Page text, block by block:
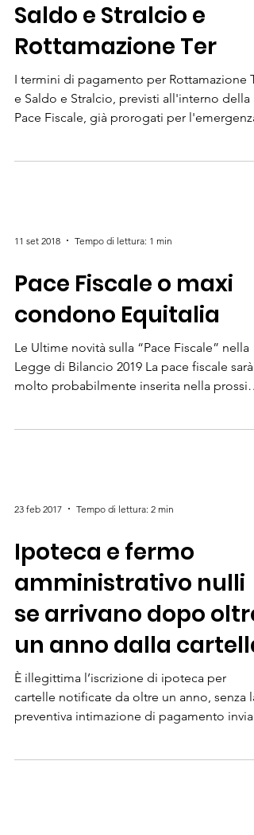
Rinviati i termini per
Saldo e Stralcio e
Rottamazione Ter
I termini di pagamento per Rottamazione
e Saldo e Stralcio, previsti all'interno della
Tempo di lettura: 1 min
Pace Fiscale o maxi
condono Equitalia
Le Ultime novità sulla “Pace Fiscale” nella
Legge di Bilancio 2019 La pace fiscale sarà
Tempo di lettura: 2 min
Ipoteca e fermo
amministrativo nulli
se arrivano dopo oltre
un anno dalla cartella
È illegittima l’iscrizione di ipoteca per
cartelle notificate da oltre un anno, senza la